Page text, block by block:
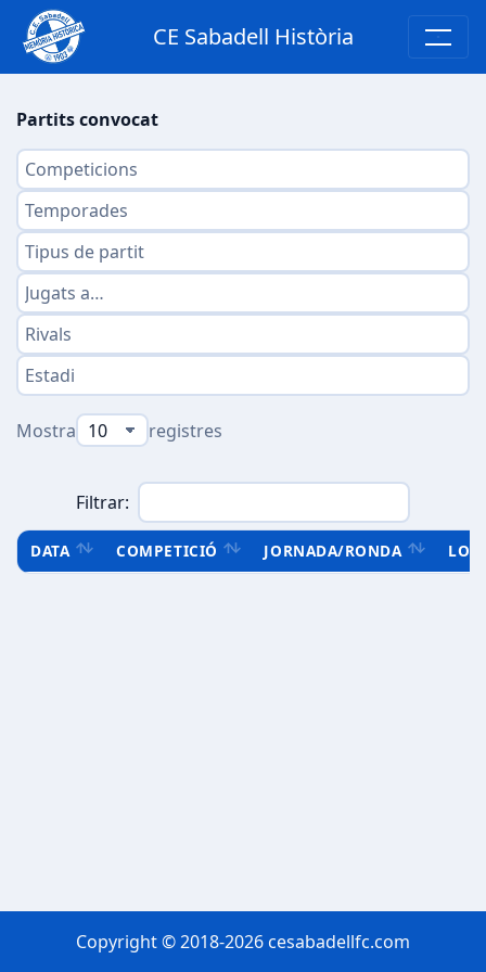
CE Sabadell Història
Partits convocat
Mostra registres
Filtrar:
DATA COMPETICIÓ JORNADA/RONDA
Copyright © 2018-2026 cesabadellfc.com